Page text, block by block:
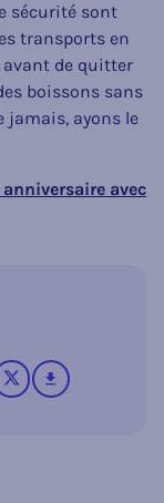
sécurité sont
transports en
avant de quitter
boissons sans
jamais, ayons le
avec
LinkedIn
op X (Twitter)
télécharger